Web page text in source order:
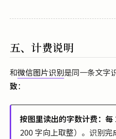
五、计费说明
和微信图片识别是同一条文字
致：
按图里读出的字数计费：每
200 字向上取整）。识别完